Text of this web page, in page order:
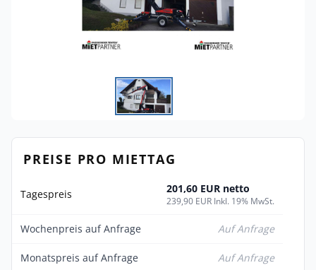
PREISE PRO MIETTAG
Tagespreis 201,60 EUR netto
239,90 EUR Inkl. 19% MwSt.
Wochenpreis auf Anfrage Auf Anfrage
Monatspreis auf Anfrage Auf Anfrage